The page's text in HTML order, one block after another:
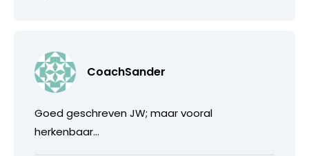
CoachSander
Goed geschreven JW; maar vooral
herkenbaar…